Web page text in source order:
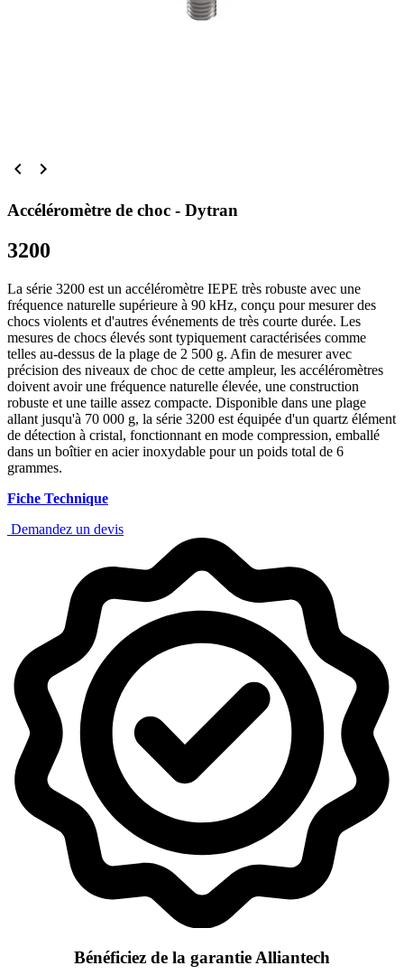
 
Accéléromètre de choc - Dytran
3200
La série 3200 est un accéléromètre IEPE très robuste avec une
fréquence naturelle supérieure à 90 kHz, conçu pour mesurer des
chocs violents et d'autres événements de très courte durée. Les
mesures de chocs élevés sont typiquement caractérisées comme
telles au-dessus de la plage de 2 500 g. Afin de mesurer avec
précision des niveaux de choc de cette ampleur, les accéléromètres
doivent avoir une fréquence naturelle élevée, une construction
robuste et une taille assez compacte. Disponible dans une plage
allant jusqu'à 70 000 g, la série 3200 est équipée d'un quartz élément
de détection à cristal, fonctionnant en mode compression, emballé
dans un boîtier en acier inoxydable pour un poids total de 6
grammes.
Fiche Technique
Demandez un devis
Bénéficiez de la garantie Alliantech